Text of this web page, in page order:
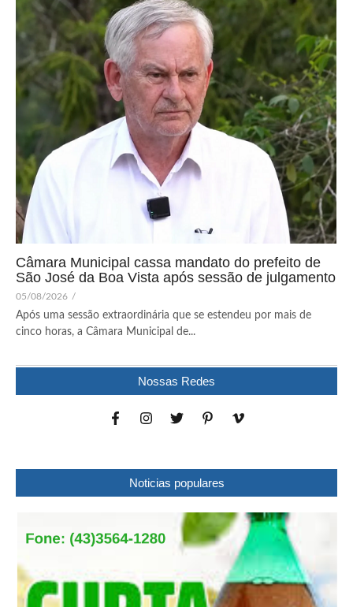
Câmara Municipal cassa mandato do prefeito de
São José da Boa Vista após sessão de julgamento
05/08/2026 /
Após uma sessão extraordinária que se estendeu por mais de
cinco horas, a Câmara Municipal de...
Nossas Redes
Noticias populares